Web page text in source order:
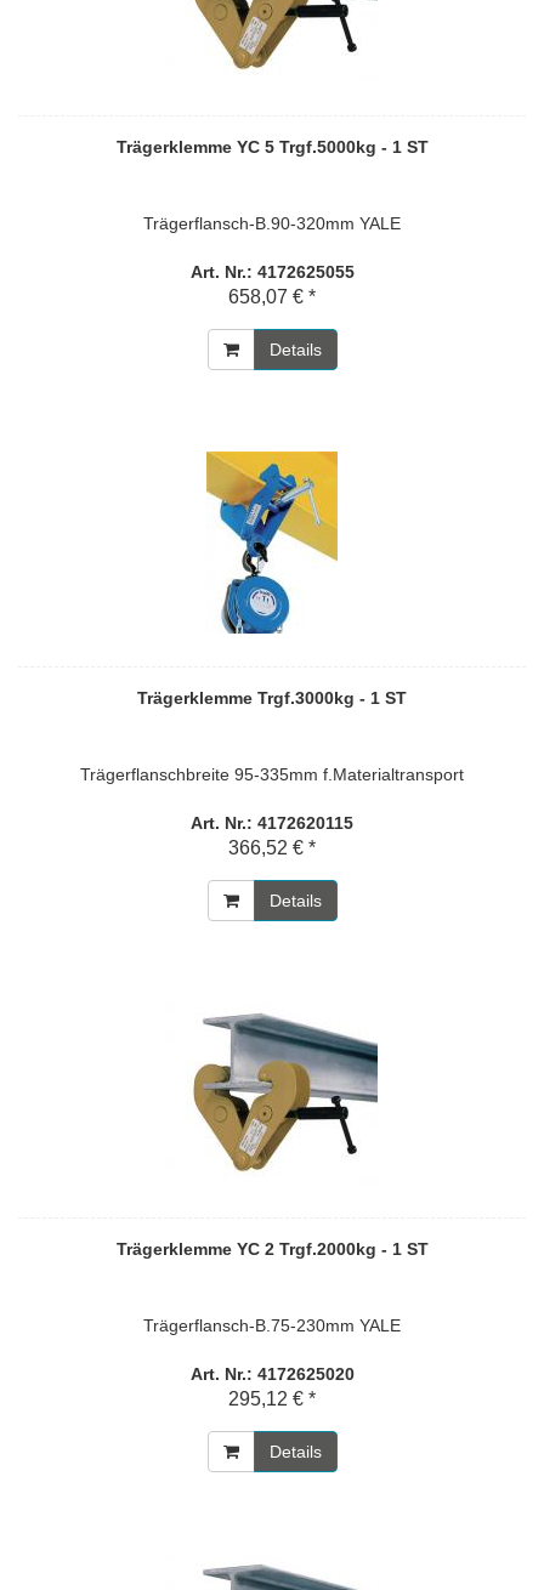
Trägerklemme YC 5 Trgf.5000kg - 1 ST
Trägerflansch-B.90-320mm YALE
Art. Nr.: 4172625055
658,07 € *
Details
Trägerklemme Trgf.3000kg - 1 ST
Trägerflanschbreite 95-335mm f.Materialtransport
Art. Nr.: 4172620115
366,52 € *
Details
Trägerklemme YC 2 Trgf.2000kg - 1 ST
Trägerflansch-B.75-230mm YALE
Art. Nr.: 4172625020
295,12 € *
Details